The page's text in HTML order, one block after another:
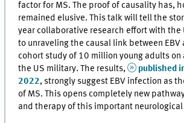
factor for MS. The proof of causality has,
remained elusive. This talk will tell the
year collaborative research effort with the
to unraveling the causal link between EBV
cohort study of 10 million young adults on
the US military. The results,
published
2022, strongly suggest EBV infection as
of MS. This opens completely new
and therapy of this important neurological